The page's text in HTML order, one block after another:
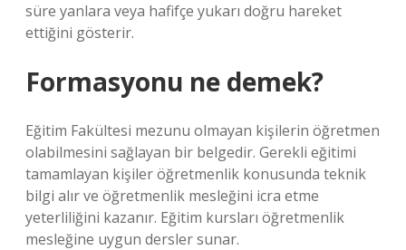
süre yanlara veya hafifçe yukarı doğru hareket
ettiğini gösterir.
Formasyonu ne demek?
Eğitim Fakültesi mezunu olmayan kişilerin öğretmen
olabilmesini sağlayan bir belgedir. Gerekli eğitimi
tamamlayan kişiler öğretmenlik konusunda teknik
bilgi alır ve öğretmenlik mesleğini icra etme
yeterliliğini kazanır. Eğitim kursları öğretmenlik
mesleğine uygun dersler sunar.